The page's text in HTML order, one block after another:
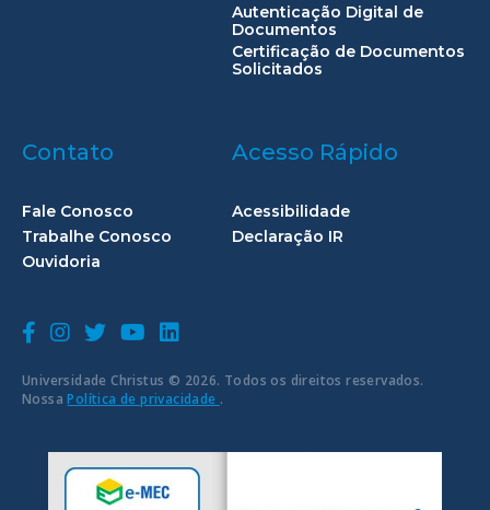
Universidade Christus © 2026. Todos os direitos reservados.
NossaPolítica de privacidade .
Autenticação Digital de
Documentos
Certificação de Documentos
Solicitados
Contato
Fale Conosco
Trabalhe Conosco
Ouvidoria
Acesso Rápido
Acessibilidade
Declaração IR